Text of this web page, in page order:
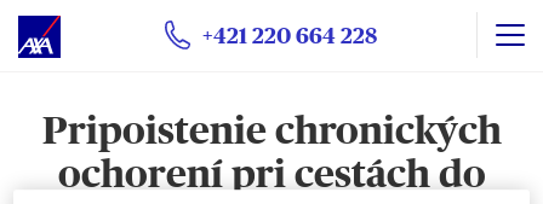
+421 220 664 228
Pripoistenie chronických
ochorení pri cestách do
Prostredníctvom Centra preferencií súborov cookie
môžete súhlasiť so všetkými alebo len s niektorými
nižšie, alebo
Kedykoľvek kliknutím na „ Centrum preferencií
súborov cookie“, ktoré je k dispozícii v päte